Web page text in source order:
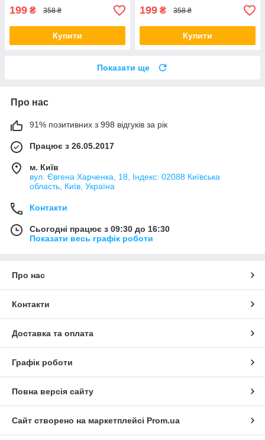
199 ₴ 358 ₴
Купити
199 ₴ 358 ₴
Купити
Показати ще
Про нас
91% позитивних з 998 відгуків за рік
Працює з 26.05.2017
м. Київ
вул. Євгена Харченка, 18, Індекс: 02088 Київська
область, Київ, Україна
Контакти
Сьогодні працює з 09:30 до 16:30
Показати весь графік роботи
Про нас
Контакти
Доставка та оплата
Графік роботи
Повна версія сайту
Сайт створено на маркетплейсі Prom.ua